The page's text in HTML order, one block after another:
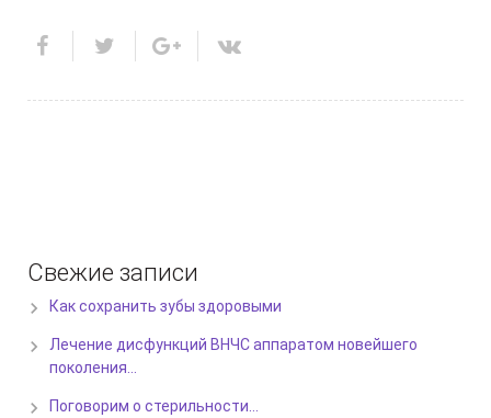
КОНТАКТЫ
Свежие записи
Как сохранить зубы здоровыми
Лечение дисфункций ВНЧС аппаратом новейшего
поколения…
Поговорим о стерильности…